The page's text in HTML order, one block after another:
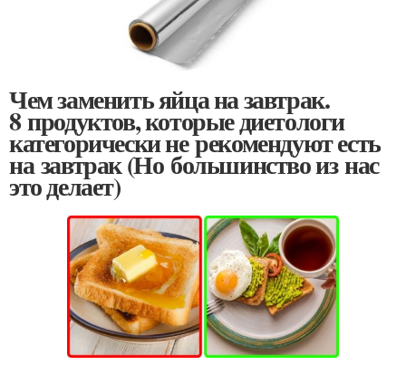
Чем заменить яйца на завтрак.
8 продуктов, которые диетологи
категорически не рекомендуют есть
на завтрак (Но большинство из нас
это делает)